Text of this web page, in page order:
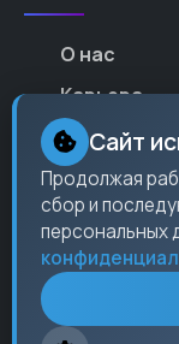
О нас
Карьера
Партнеры
Контакты
Пресс-
Контакты
Сайт
Продолжая
сбор и
персональных